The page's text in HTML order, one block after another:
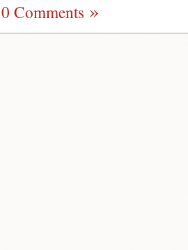
0 Comments